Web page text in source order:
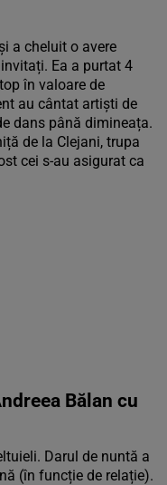
a cheluit o avere
Ea a purtat 4
în valoare de
au cântat artiști de
dans până dimineața.
de la Clejani, trupa
cei s-au asigurat ca
Bălan cu
Darul de nuntă a
(în funcție de relație).